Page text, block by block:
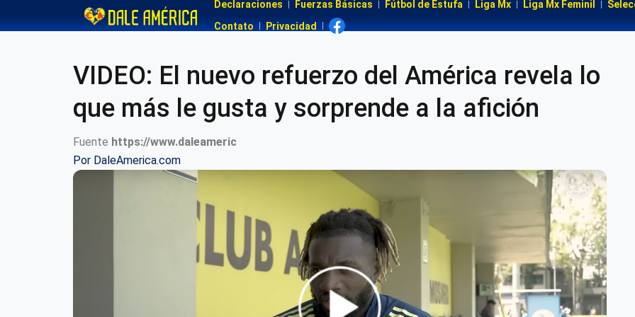
Declaraciones Fuerzas Básicas Fútbol de Estufa Liga Mx Liga Mx Feminil
Contato
Privacidad
VIDEO: El nuevo refuerzo del América revela lo
que más le gusta y sorprende a la afición
Fuente https://www.daleameric
Por DaleAmerica.com